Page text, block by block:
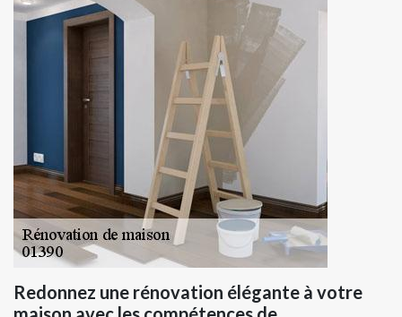
Redonnez une rénovation élégante à votre